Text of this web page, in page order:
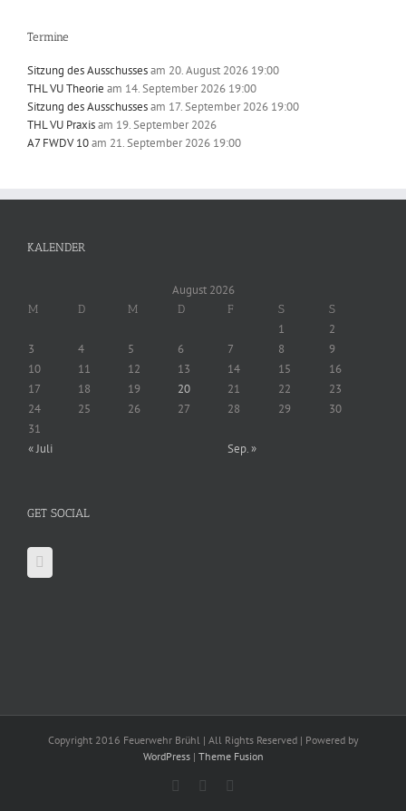
Termine
Sitzung des Ausschussesam 20. August 2026 19:00
THL VU Theorie am 14. September 2026 19:00
Sitzung des Ausschussesam 17. September 2026 19:00
THL VU Praxisam 19. September 2026
A7 FWDV 10am 21. September 2026 19:00
KALENDER
August 2026
M D M D F S S
1
2
3
4 5 6 7 8
9
10
11 12 13 14 15
16
17
18 19 20 21 22
23
24
25 26 27 28 29
30
31
« Juli
Sep. »
GET SOCIAL
Copyright 2016 Feuerwehr Brühl | All Rights Reserved | Powered by
WordPress| Theme Fusion
Facebook